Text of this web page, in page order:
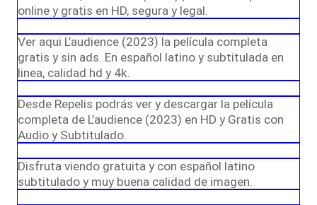
online y gratis en HD, segura y legal.
Ver aqui L’audience (2023) la película completa
gratis y sin ads. En español latino y subtitulada en
linea, calidad hd y 4k.
Desde Repelis podrás ver y descargar la película
completa de L’audience (2023) en HD y Gratis con
Audio y Subtitulado.
Disfruta viendo gratuita y con español latino
subtitulado y muy buena calidad de imagen.